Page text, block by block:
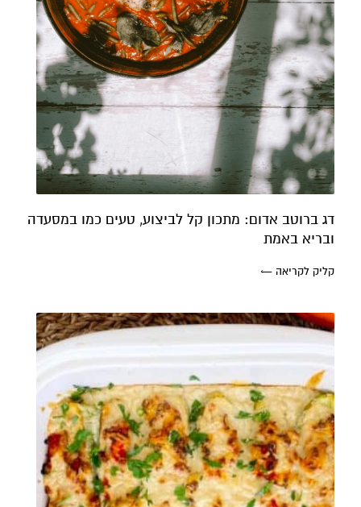
דג ברוטב אדום: מתכון קל לביצוע, טעים כמו במסעדה
ובריא באמת
קליק לקריאה ←